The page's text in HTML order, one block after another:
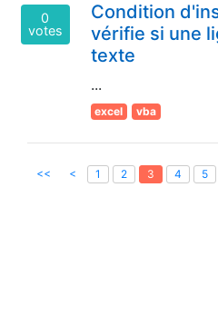
0
votes
Condition
vérifie si une
texte
...
excel vba
<< < 1 2 3 4 5